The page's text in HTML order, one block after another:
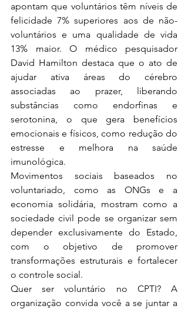
apontam que voluntários têm níveis de
felicidade 7% superiores aos de não-
voluntários e uma qualidade de vida
13% maior. O médico pesquisador
David Hamilton destaca que o ato de
ajudar ativa áreas do cérebro
associadas ao prazer, liberando
substâncias como endorfinas e
serotonina, o que gera benefícios
emocionais e físicos, como redução do
estresse e melhora na saúde
imunológica.
Movimentos sociais baseados no
voluntariado, como as ONGs e a
economia solidária, mostram como a
sociedade civil pode se organizar sem
depender exclusivamente do Estado,
com o objetivo de promover
transformações estruturais e fortalecer
o controle social.
Quer ser voluntário no CPTI? A
organização convida você a se juntar a